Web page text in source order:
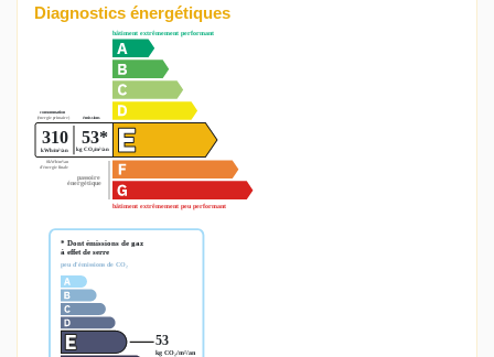
Diagnostics énergétiques